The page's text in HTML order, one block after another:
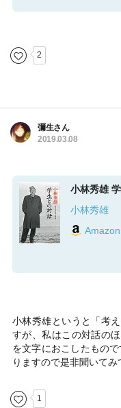
2
彌生さん
2019.03.08
小林秀雄
小林秀雄
小林秀雄というと「考
すが、私はこの対話の
を文字におこしたもの
りますので是非聞いてみ
1